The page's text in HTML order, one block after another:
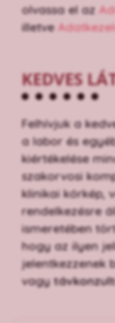
olvassa el az
illetve
KEDVES
Felhívjuk a
a labor és
kiértékelése
szakorvosi
klinikai kórkép,
rendelkezésre
ismeretében
hogy az ilyen
jelentkezzenek
vagy